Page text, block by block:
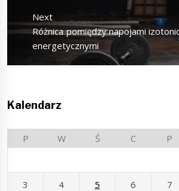
Next
Next
post:
Różnica pomiędzy napojami
energetycznymi
Kalendarz
P W Ś C P
3 4 5 6 7